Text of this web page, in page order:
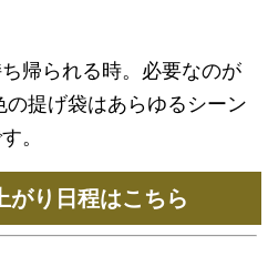
帰られる時。必要なのが
の提げ袋はあらゆるシーン
。
がり日程はこちら